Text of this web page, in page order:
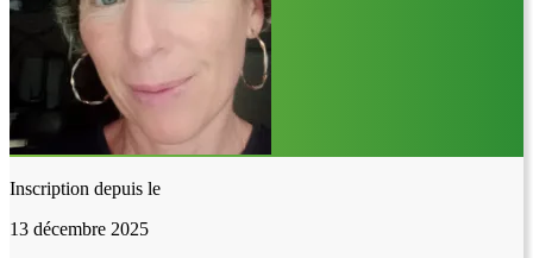
Inscription depuis le
13 décembre 2025